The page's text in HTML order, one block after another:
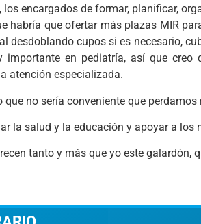
encargados de formar, planificar,
habría que ofertar más plazas MIR
cupos si es necesario,
en pediatría, así que
atención especializada.
no sería conveniente que
la salud y la educación y apoyar a los
tanto y más que yo este galardón,